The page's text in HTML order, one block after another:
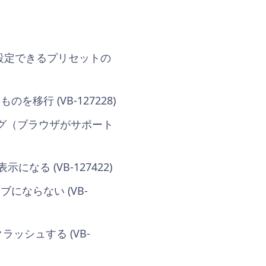
できるプリセットの
のを移行 (VB-127228)
ブラウザがサポート
示になる (VB-127422)
にならない (VB-
ッシュする (VB-